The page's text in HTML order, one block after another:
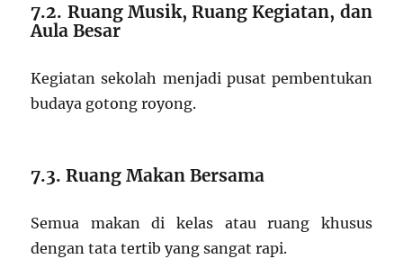
7.2. Ruang Musik, Ruang Kegiatan, dan
Aula Besar
Kegiatan sekolah menjadi pusat pembentukan
budaya gotong royong.
7.3. Ruang Makan Bersama
Semua makan di kelas atau ruang khusus
dengan tata tertib yang sangat rapi.